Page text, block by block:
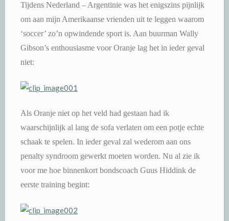
Tijdens Nederland – Argentinie was het enigszins pijnlijk
om aan mijn Amerikaanse vrienden uit te leggen waarom
‘soccer’ zo’n opwindende sport is. Aan buurman Wally
Gibson’s enthousiasme voor Oranje lag het in ieder geval
niet:
Als Oranje niet op het veld had gestaan had ik
waarschijnlijk al lang de sofa verlaten om een potje echte
schaak te spelen. In ieder geval zal wederom aan ons
penalty syndroom gewerkt moeten worden. Nu al zie ik
voor me hoe binnenkort bondscoach Guus Hiddink de
eerste training begint: